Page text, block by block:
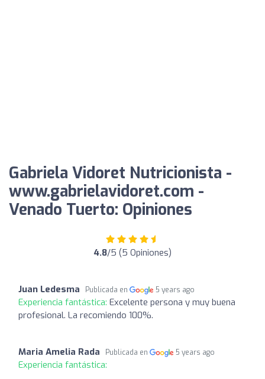
Gabriela Vidoret Nutricionista -
www.gabrielavidoret.com -
Venado Tuerto: Opiniones
4.8/5 (5 Opiniones)
Juan Ledesma Publicada en 5 years ago
Experiencia fantástica: Excelente persona y muy buena
profesional. La recomiendo 100%.
Maria Amelia Rada Publicada en 5 years ago
Experiencia fantástica: